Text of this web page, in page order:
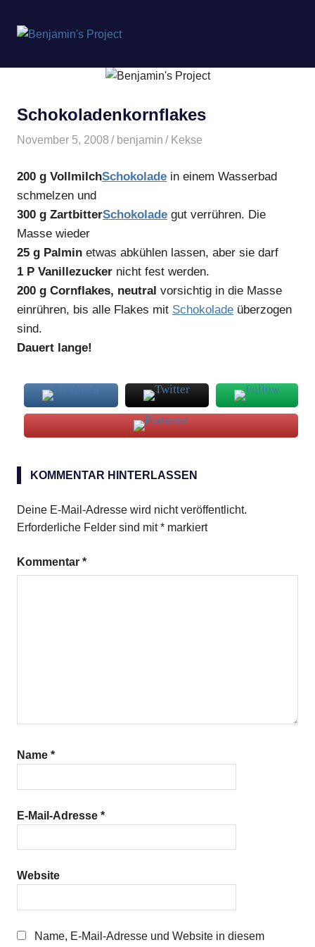
springen
Project
Schokoladenkornflakes
November 5, 2008 benjamin Kekse
200 g VollmilchSchokolade in einem Wasserbad
schmelzen und
300 g ZartbitterSchokolade gut verrühren. Die
Masse wieder
25 g Palmin etwas abkühlen lassen, aber sie darf
1 P Vanillezucker nicht fest werden.
200 g Cornflakes, neutral vorsichtig in die Masse
einrühren, bis alle Flakes mit Schokolade überzogen
sind.
Dauert lange!
(neutral)
KOMMENTAR HINTERLASSEN
Deine E-Mail-Adresse wird nicht veröffentlicht.
Erforderliche Felder sind mit* markiert
Kommentar *
Name *
E-Mail-Adresse *
Website
Name, E-Mail-Adresse und Website in diesem